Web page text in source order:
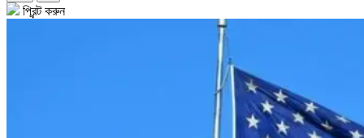
প্রিন্ট করুন